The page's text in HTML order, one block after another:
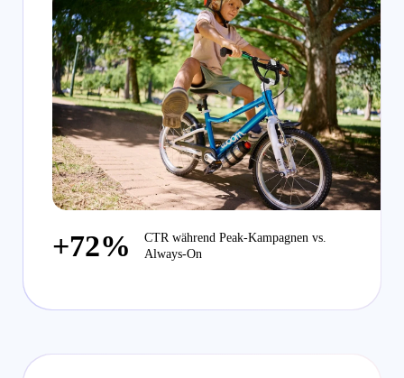
+72%
CTR während Peak-Kampagnen vs.
Always-On